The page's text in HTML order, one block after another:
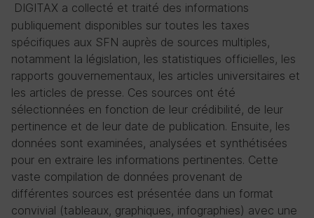
DIGITAX a collecté et traité des informations
publiquement disponibles sur toutes les taxes
spécifiques aux SFN auprès de sources multiples,
notamment la législation, les statistiques officielles, les
rapports gouvernementaux, les articles universitaires et
les articles de presse. Ces sources ont été
sélectionnées en fonction de leur crédibilité, de leur
pertinence et de leur date de publication. Ensuite, les
données sont examinées, analysées et synthétisées
pour en extraire les informations pertinentes. Cette
vaste compilation de données provenant de
différentes sources est présentée dans un format
convivial (tableaux, graphiques, infographies) avec une